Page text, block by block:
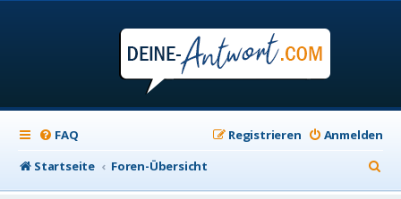
FAQ Anmelden
Registrieren
Startseite
Foren-Übersicht
u